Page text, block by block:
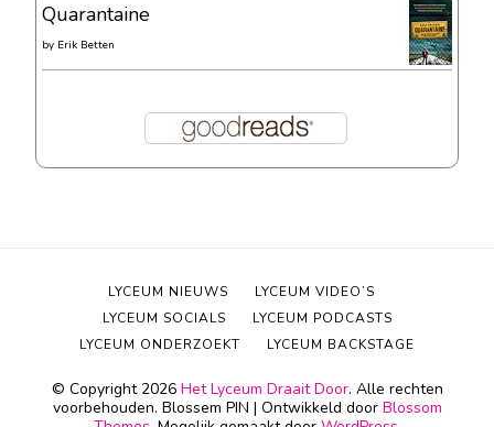
Quarantaine
by Erik Betten
© Copyright 2026 Het Lyceum Draait Door. Alle rechten
voorbehouden. Blossem PIN | Ontwikkeld door Blossom
LYCEUM NIEUWS
LYCEUM VIDEO’S
LYCEUM SOCIALS
LYCEUM PODCASTS
LYCEUM ONDERZOEKT
LYCEUM BACKSTAGE